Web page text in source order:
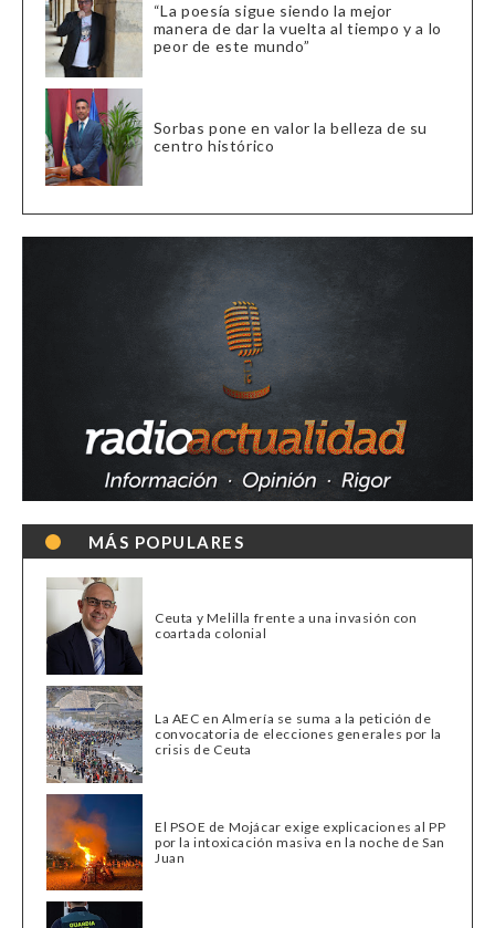
“La poesía sigue siendo la mejor
manera de dar la vuelta al tiempo y a lo
peor de este mundo”
Sorbas pone en valor la belleza de su
centro histórico
MÁS POPULARES
Ceuta y Melilla frente a una invasión con
coartada colonial
La AEC en Almería se suma a la petición de
convocatoria de elecciones generales por la
crisis de Ceuta
El PSOE de Mojácar exige explicaciones al PP
por la intoxicación masiva en la noche de San
Juan